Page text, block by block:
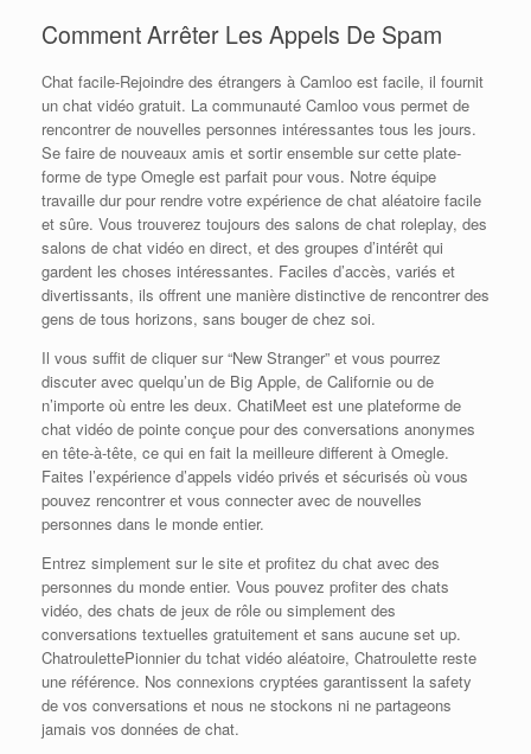
Comment Arrêter Les Appels De Spam
Chat facile-Rejoindre des étrangers à Camloo est facile, il fournit
un chat vidéo gratuit. La communauté Camloo vous permet de
rencontrer de nouvelles personnes intéressantes tous les jours.
Se faire de nouveaux amis et sortir ensemble sur cette plate-
forme de type Omegle est parfait pour vous. Notre équipe
travaille dur pour rendre votre expérience de chat aléatoire facile
et sûre. Vous trouverez toujours des salons de chat roleplay, des
salons de chat vidéo en direct, et des groupes d’intérêt qui
gardent les choses intéressantes. Faciles d’accès, variés et
divertissants, ils offrent une manière distinctive de rencontrer des
gens de tous horizons, sans bouger de chez soi.
Il vous suffit de cliquer sur “New Stranger” et vous pourrez
discuter avec quelqu’un de Big Apple, de Californie ou de
n’importe où entre les deux. ChatiMeet est une plateforme de
chat vidéo de pointe conçue pour des conversations anonymes
en tête-à-tête, ce qui en fait la meilleure different à Omegle.
Faites l’expérience d’appels vidéo privés et sécurisés où vous
pouvez rencontrer et vous connecter avec de nouvelles
personnes dans le monde entier.
Entrez simplement sur le site et profitez du chat avec des
personnes du monde entier. Vous pouvez profiter des chats
vidéo, des chats de jeux de rôle ou simplement des
conversations textuelles gratuitement et sans aucune set up.
ChatroulettePionnier du tchat vidéo aléatoire, Chatroulette reste
une référence. Nos connexions cryptées garantissent la safety
de vos conversations et nous ne stockons ni ne partageons
jamais vos données de chat.